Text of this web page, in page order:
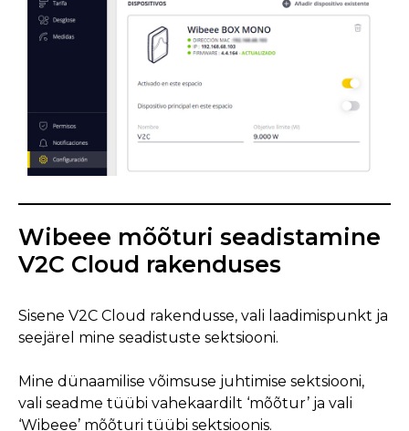
Wibeee mõõturi seadistamine
V2C Cloud rakenduses
Sisene V2C Cloud rakendusse, vali laadimispunkt ja
seejärel mine seadistuste sektsiooni.
Mine dünaamilise võimsuse juhtimise sektsiooni,
vali seadme tüübi vahekaardilt ‘mõõtur’ ja vali
‘Wibeee’ mõõturi tüübi sektsioonis.